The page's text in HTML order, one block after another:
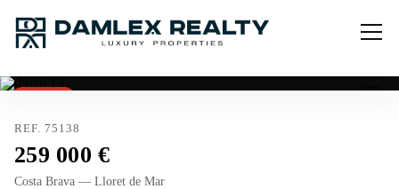
REF. 75138
259 000
Costa Brava — Lloret de Mar